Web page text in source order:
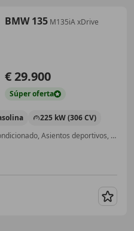
BMW 135 M135iA xDrive
€ 29.900
Súperoferta
225 kW (306 CV)
Suspensión deportiva, ESP, Aire Acondicionado, Asientos deportivos, Cierre centralizado, Llantas de aleación, Airbags laterales, Airbag del conductor